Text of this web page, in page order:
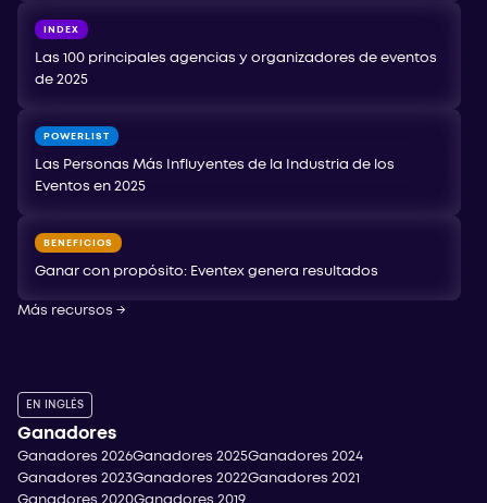
INDEX
Las 100 principales agencias y organizadores de eventos
de 2025
POWERLIST
Las Personas Más Influyentes de la Industria de los
Eventos en 2025
BENEFICIOS
Ganar con propósito: Eventex genera resultados
Más recursos →
EN INGLÉS
Ganadores
Ganadores 2026Ganadores 2025Ganadores 2024
Ganadores 2023Ganadores 2022Ganadores 2021
Ganadores 2020Ganadores 2019